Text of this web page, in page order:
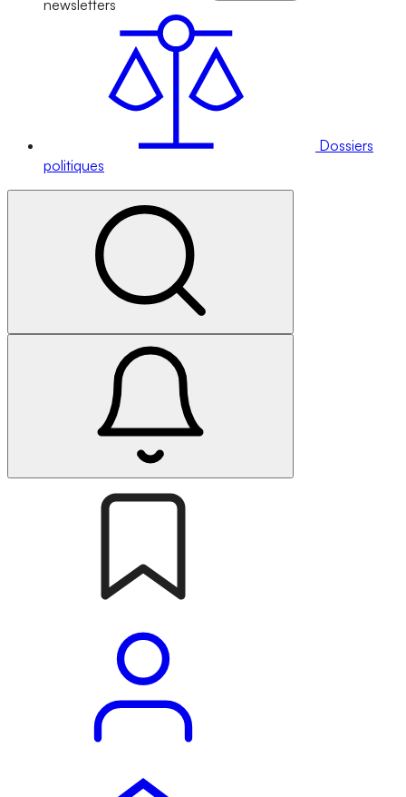
newsletters
Dossiers
politiques